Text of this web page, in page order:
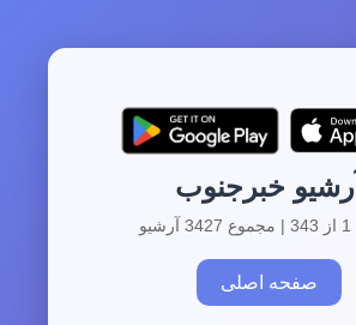
آرشیو خبرجنوب
صفحه اصلی